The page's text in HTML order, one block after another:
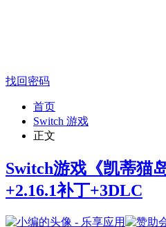
找回密码
首页
Switch 游戏
正文
Switch游戏《凯蒂猫
+2.16.1补丁+3DLC